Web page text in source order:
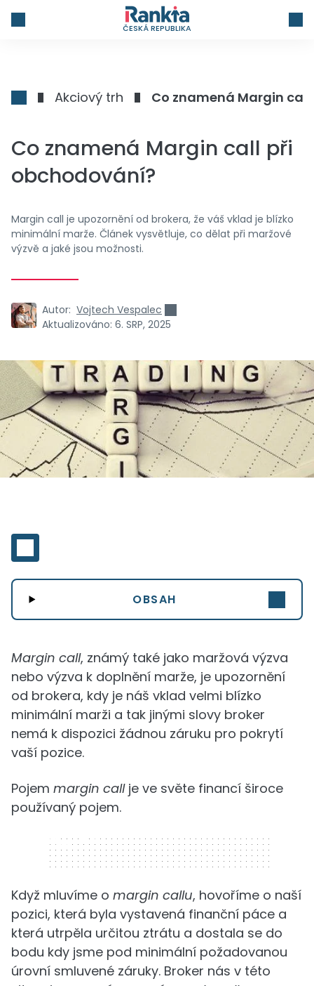
ČESKÁ REPUBLIKA
Akciový trh Co znamená Margin
Co znamená Margin call při
obchodování?
Margin call je upozornění od brokera, že váš vklad je blízko
minimální marže. Článek vysvětluje, co dělat při maržové
výzvě a jaké jsou možnosti.
Autor: Vojtech Vespalec
Aktualizováno: 6. SRP, 2025
OBSAH
Margin call, známý také jako maržová výzva
nebo výzva k doplnění marže, je upozornění
od brokera, kdy je náš vklad velmi blízko
minimální marži a tak jinými slovy broker
nemá k dispozici žádnou záruku pro pokrytí
vaší pozice.
Pojem margin callje ve světe financí široce
používaný pojem.
320 x 50
Když mluvíme o margin callu, hovoříme o naší
pozici, která byla vystavená finanční páce a
která utrpěla určitou ztrátu a dostala se do
bodu kdy jsme pod minimální požadovanou
úrovní smluvené záruky. Broker nás v této